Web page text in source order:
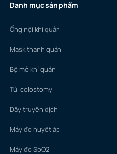
Danh mục sản phẩm
Ống nội khí quản
Mask thanh quản
Bộ mở khí quản
Túi colostomy
Dây truyền dịch
Máy đo huyết áp
Máy đo SpO2